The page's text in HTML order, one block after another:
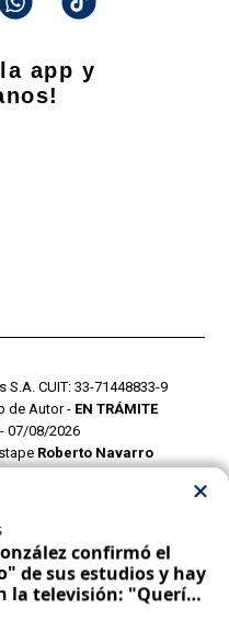
app y
S.A. CUIT: 33-71448833-9
de Autor - EN TRÁMITE
07/08/2026
Roberto Navarro